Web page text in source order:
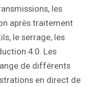
les
après traitement
le serrage, les
4.0. Les
de différents
en direct de